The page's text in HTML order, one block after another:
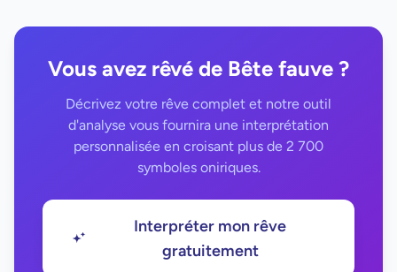
Vous avez rêvé de Bête fauve ?
Décrivez votre rêve complet et notre outil
d'analyse vous fournira une interprétation
personnalisée en croisant plus de 2 700
symboles oniriques.
Interpréter mon rêve
gratuitement